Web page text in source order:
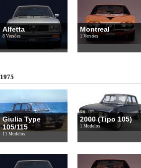
Alfetta
8 Versões
Montreal
1 Versões
1975
Giulia Type
105/115
11 Modelos
2000 (Tipo 105)
1 Modelos